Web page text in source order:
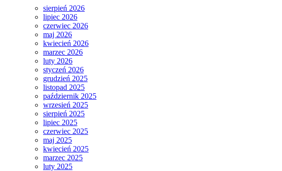
sierpień 2026
lipiec 2026
czerwiec 2026
maj 2026
kwiecień 2026
marzec 2026
luty 2026
styczeń 2026
grudzień 2025
listopad 2025
październik 2025
wrzesień 2025
sierpień 2025
lipiec 2025
czerwiec 2025
maj 2025
kwiecień 2025
marzec 2025
luty 2025